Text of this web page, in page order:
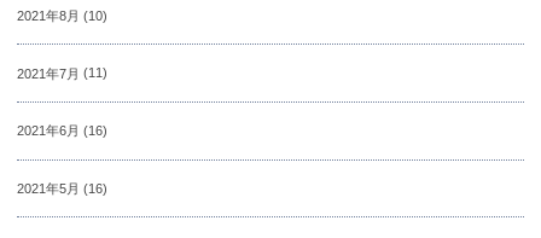
2021年8月 (10)
2021年7月 (11)
2021年6月 (16)
2021年5月 (16)